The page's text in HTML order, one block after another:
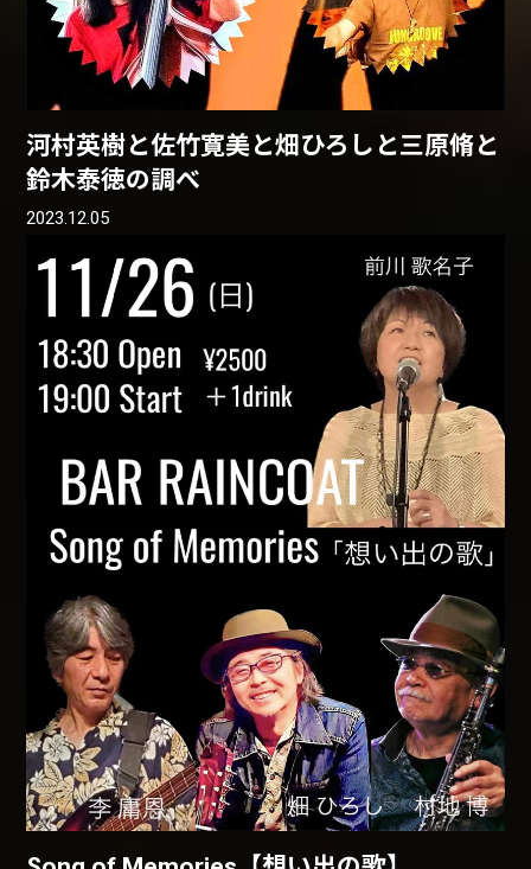
河村英樹と佐竹寛美と畑ひろしと三原脩と
鈴木泰徳の調べ
2023.12.05